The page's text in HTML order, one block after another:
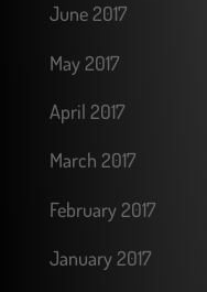
June 2017
May 2017
April 2017
March 2017
February 2017
January 2017